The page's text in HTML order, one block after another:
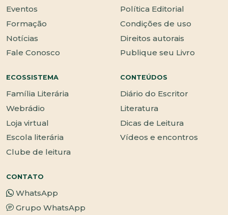
Eventos
Formação
Notícias
Fale Conosco
Política Editorial
Condições de uso
Direitos autorais
Publique seu Livro
ECOSSISTEMA
Família Literária
Webrádio
Loja virtual
Escola literária
Clube de leitura
CONTEÚDOS
Diário do Escritor
Literatura
Dicas de Leitura
Vídeos e encontros
CONTATO
WhatsApp
Grupo WhatsApp